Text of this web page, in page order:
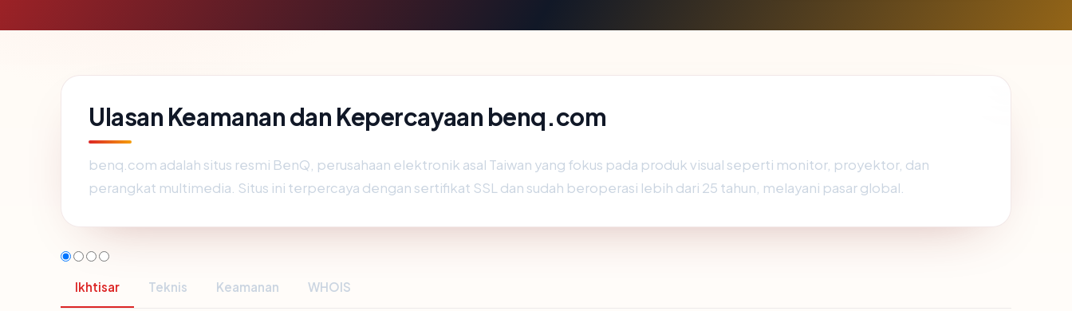
Ulasan Keamanan dan Kepercayaan benq.com
benq.com adalah situs resmi BenQ, perusahaan elektronik asal Taiwan yang fokus pada produk visual seperti monitor, proyektor, dan
perangkat multimedia. Situs ini terpercaya dengan sertifikat SSL dan sudah beroperasi lebih dari 25 tahun, melayani pasar global.
Ikhtisar Teknis Keamanan WHOIS